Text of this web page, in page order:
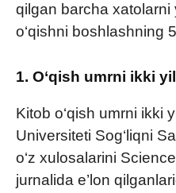
qilgan barcha
o‘qishni boshlashning
1. O‘qish umrni ikki
Kitob o‘qish umrni ikki
Universiteti Sog‘liqni
o‘z xulosalarini
jurnalida e’lon